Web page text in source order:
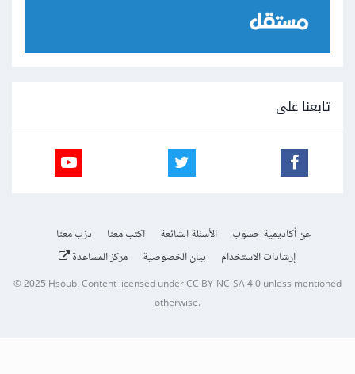
تابعنا على
عن أكاديمية حسوب الأسئلة الشائعة اكتب معنا
درّب معنا
إرشادات الاستخدام
بيان الخصوصية مركز المساعدة
© 2025 Hsoub.Content licensed underCC BY-NC-SA 4.0unless mentioned
otherwise.